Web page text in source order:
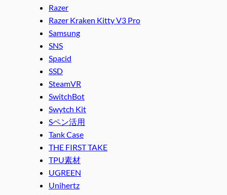
Razer
Razer Kraken Kitty V3 Pro
Samsung
SNS
Spacid
SSD
SteamVR
SwitchBot
Swytch Kit
Sペン活用
Tank Case
THE FIRST TAKE
TPU素材
UGREEN
Unihertz